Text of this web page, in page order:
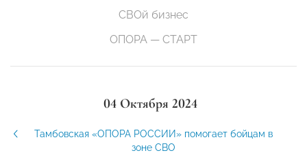
СВОй бизнес
ОПОРА — СТАРТ
04 Октября 2024
Тамбовская «ОПОРА РОССИИ» помогает бойцам в
зоне СВО